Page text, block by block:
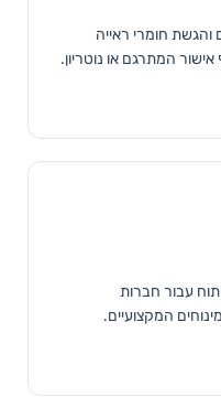
והגשת חומרי ראייה
המתרגם או נוטריון.
עבור חברות
המקצועיים.